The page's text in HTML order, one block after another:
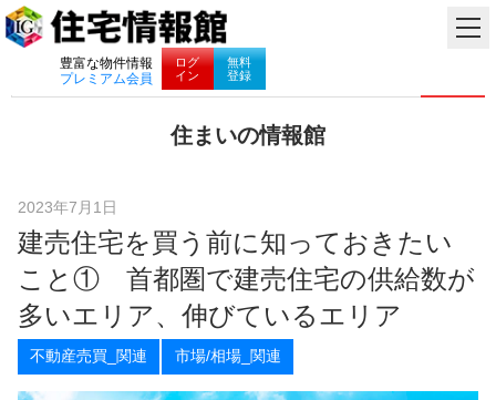
豊富な物件情報
プレミアム会員
ログ
イン
無料
登録
ナビゲーション
住まいの情報館
い
暮
し
に
役
立
情
2023年7月1日
建売住宅を買う前に知っておきたい
こと① 首都圏で建売住宅の供給数が
多いエリア、伸びているエリア
不動産売買_関連 市場/相場_関連